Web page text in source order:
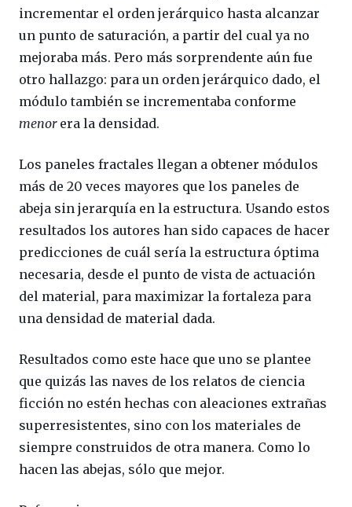
incrementar el orden jerárquico hasta alcanzar
un punto de saturación, a partir del cual ya no
mejoraba más. Pero más sorprendente aún fue
otro hallazgo: para un orden jerárquico dado, el
módulo también se incrementaba conforme
menorera la densidad.
Los paneles fractales llegan a obtener módulos
más de 20 veces mayores que los paneles de
abeja sin jerarquía en la estructura. Usando estos
resultados los autores han sido capaces de hacer
predicciones de cuál sería la estructura óptima
necesaria, desde el punto de vista de actuación
del material, para maximizar la fortaleza para
una densidad de material dada.
Resultados como este hace que uno se plantee
que quizás las naves de los relatos de ciencia
ficción no estén hechas con aleaciones extrañas
superresistentes, sino con los materiales de
siempre construidos de otra manera. Como lo
hacen las abejas, sólo que mejor.